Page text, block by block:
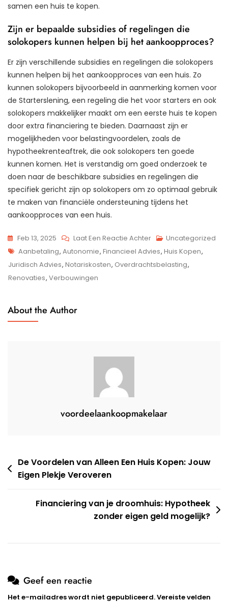
samen een huis te kopen.
Zijn er bepaalde subsidies of regelingen die
solokopers kunnen helpen bij het aankoopproces?
Er zijn verschillende subsidies en regelingen die solokopers
kunnen helpen bij het aankoopproces van een huis. Zo
kunnen solokopers bijvoorbeeld in aanmerking komen voor
de Starterslening, een regeling die het voor starters en ook
solokopers makkelijker maakt om een eerste huis te kopen
door extra financiering te bieden. Daarnaast zijn er
mogelijkheden voor belastingvoordelen, zoals de
hypotheekrenteaftrek, die ook solokopers ten goede
kunnen komen. Het is verstandig om goed onderzoek te
doen naar de beschikbare subsidies en regelingen die
specifiek gericht zijn op solokopers om zo optimaal gebruik
te maken van financiële ondersteuning tijdens het
aankoopproces van een huis.
Feb 13, 2025 Laat Een Reactie AchterOp
Alleen
Een
Uncategorized
Tags
Aanbetaling, Autonomie, Financieel Advies, Huis Kopen,
Juridisch Advies, Notariskosten, Overdrachtsbelasting,
Renovaties, Verbouwingen
About the Author
voordeelaankoopmakelaar
Berichtnavigatie
De Voordelen van Alleen Een Huis Kopen: Jouw
Eigen Plekje Veroveren
Financiering van je droomhuis: Hypotheek
zonder eigen geld mogelijk?
Geef een reactie
Het e-mailadres wordt niet gepubliceerd.Vereiste velden